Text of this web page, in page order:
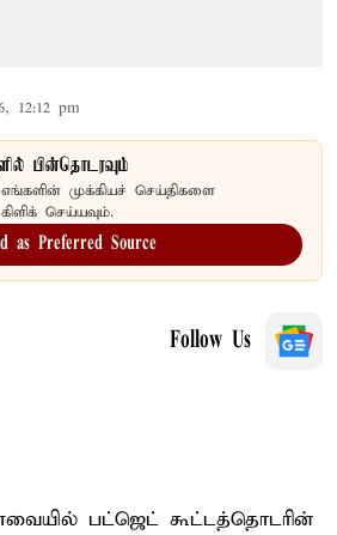
12:12 pm
பின்தொடரவும்
எங்களின் முக்கியச் செய்திகளை
செய்யவும்.
as Preferred Source
Follow Us
பட்ஜெட் கூட்டத்தொடரின்